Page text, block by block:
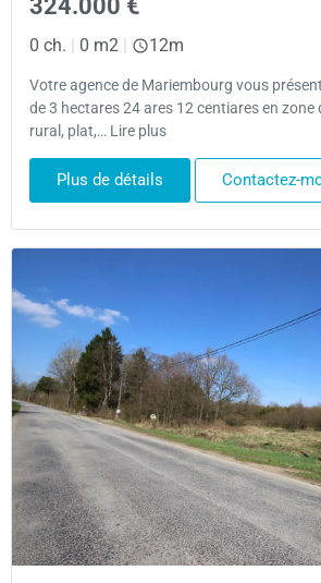
324.000 €
0 ch. | 0 m2 | 12m
Votre agence de Mariembourg vous
de 3 hectares 24 ares 12 centiares en zone
rural, plat,… Lire plus
Plus de détails Contactez-